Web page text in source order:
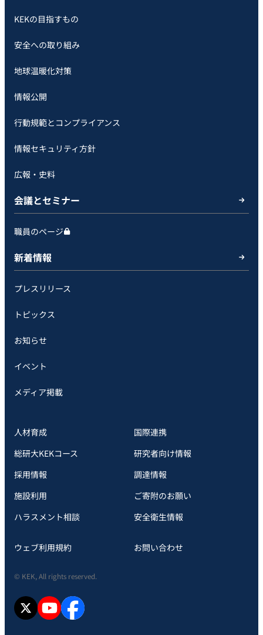
KEKの目指すもの
安全への取り組み
地球温暖化対策
情報公開
行動規範とコンプライアンス
情報セキュリティ方針
広報・史料
会議とセミナー
職員のページ
新着情報
プレスリリース
トピックス
お知らせ
イベント
メディア掲載
人材育成
国際連携
総研大KEKコース
研究者向け情報
採用情報
調達情報
施設利用
ご寄附のお願い
ハラスメント相談
安全衛⽣情報
ウェブ利用規約 お問い合わせ
© KEK, All rights reserved.
X YouTubefacebook